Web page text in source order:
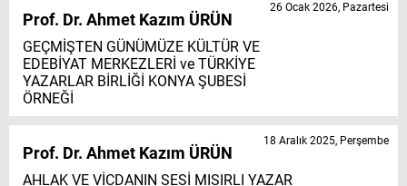
Prof. Dr. Ahmet Kazım ÜRÜN
GEÇMİŞTEN GÜNÜMÜZE KÜLTÜR VE
EDEBİYAT MERKEZLERİ ve TÜRKİYE
YAZARLAR BİRLİĞİ KONYA ŞUBESİ
ÖRNEĞİ
26 Ocak 2026, Pazartesi
Prof. Dr. Ahmet Kazım ÜRÜN
AHLAK VE VİCDANIN SESİ MISIRLI YAZAR
18 Aralık 2025, Perşembe